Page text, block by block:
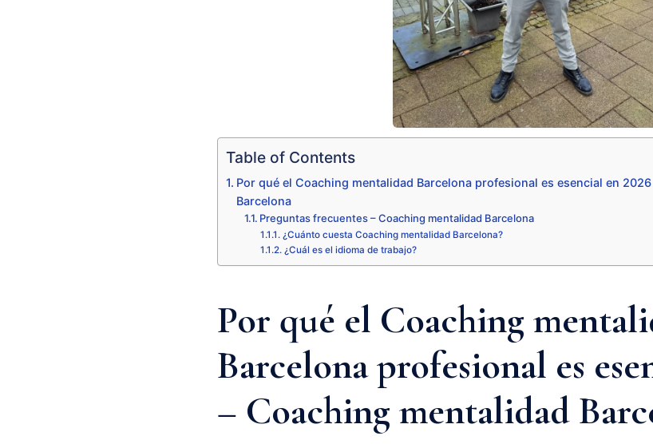
Table of Contents
Por qué el Coaching mentalidad Barcelona profesional es esencial en
Barcelona
Preguntas frecuentes – Coaching mentalidad Barcelona
¿Cuánto cuesta Coaching mentalidad Barcelona?
¿Cuál es el idioma de trabajo?
Por qué el Coaching
Barcelona profesional es
– Coaching mentalidad